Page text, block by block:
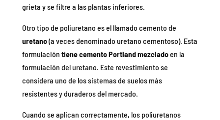
grieta y se filtre a las plantas inferiores.
Otro tipo de poliuretano es el llamado cemento de
uretano(a veces denominado uretano cementoso). Esta
formulación tiene cemento Portland mezcladoen la
formulación del uretano. Este revestimiento se
considera uno de los sistemas de suelos más
resistentes y duraderos del mercado.
Cuando se aplican correctamente, los poliuretanos